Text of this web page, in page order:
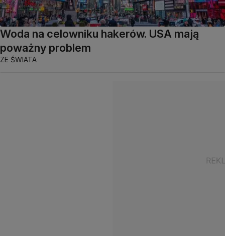
Woda na celowniku hakerów. USA mają
poważny problem
ZE ŚWIATA